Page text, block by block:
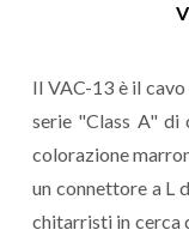
Il VAC-13 è il
serie "Class A" di
colorazione
un connettore a L
chitarristi in cerca